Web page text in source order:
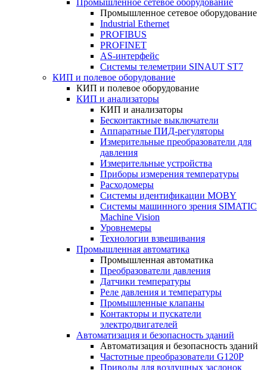
Промышленное сетевое оборудование
Промышленное сетевое оборудование
Industrial Ethernet
PROFIBUS
PROFINET
AS-интерфейс
Системы телеметрии SINAUT ST7
КИП и полевое оборудование
КИП и полевое оборудование
КИП и анализаторы
КИП и анализаторы
Бесконтактные выключатели
Аппаратные ПИД-регуляторы
Измерительные преобразователи для
давления
Измерительные устройства
Приборы измерения температуры
Расходомеры
Системы идентификации MOBY
Системы машинного зрения SIMATIC
Machine Vision
Уровнемеры
Технологии взвешивания
Промышленная автоматика
Промышленная автоматика
Преобразователи давления
Датчики температуры
Реле давления и температуры
Промышленные клапаны
Контакторы и пускатели
электродвигателей
Автоматизация и безопасность зданий
Автоматизация и безопасность зданий
Частотные преобразователи G120P
Приводы для воздушных заслонок